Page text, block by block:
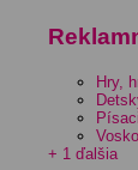
Hry,
+ 1 ďalšia